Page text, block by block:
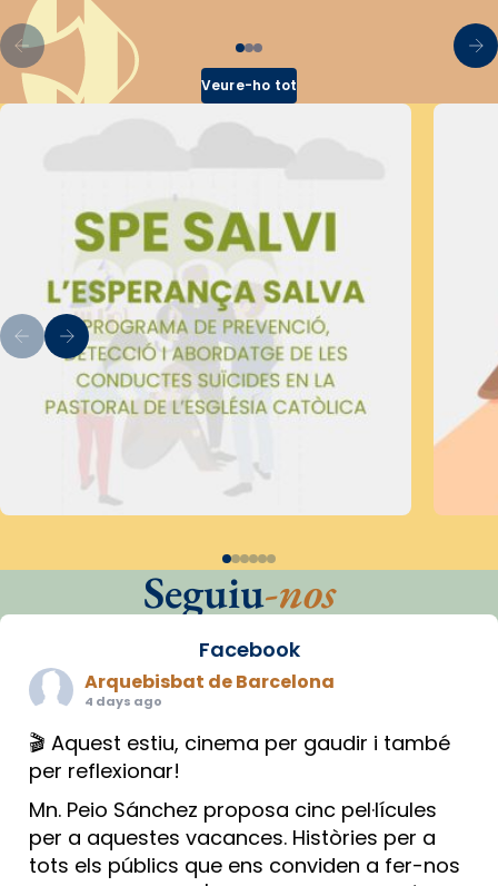
Veure-ho tot
Seguiu-nos
Facebook
Arquebisbat de Barcelona
4 days ago
🎬 Aquest estiu, cinema per gaudir i també
per reflexionar!
Mn. Peio Sánchez proposa cinc pel·lícules
per a aquestes vacances. Històries per a
tots els públics que ens conviden a fer-nos